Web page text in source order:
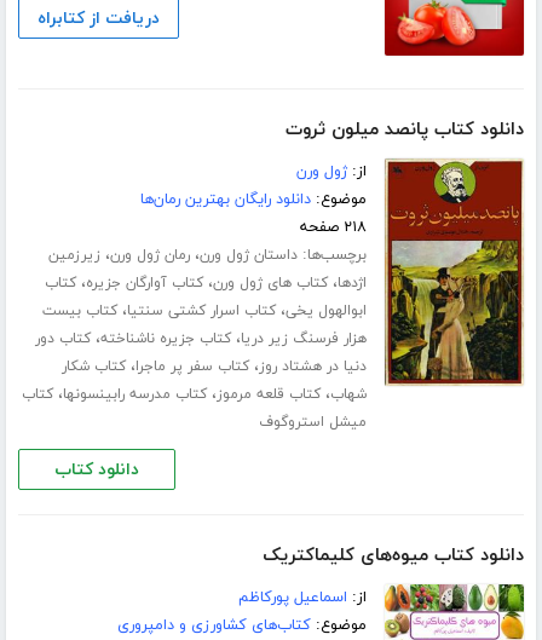
دریافت از کتابراه
دانلود کتاب پانصد میلون ثروت
از:ژول ورن
موضوع:دانلود رایگان بهترین رمان‌ها
۲۱۸ صفحه
برچسب‌ها:داستان ژول ورن،رمان ژول ورن، زیرزمین
اژدها،کتاب های ژول ورن،کتاب آوارگان جزیره،کتاب
ابوالهول یخی،کتاب اسرار کشتی سنتیا،کتاب بیست
هزار فرسنگ زیر دریا،کتاب جزیره ناشناخته،کتاب دور
دنیا در هشتاد روز،کتاب سفر پر ماجرا،کتاب شکار
شهاب،کتاب قلعه مرموز،کتاب مدرسه رابینسونها،کتاب
میشل استروگوف
دانلود کتاب
دانلود کتاب میوه‌های کلیماکتریک
از: اسماعیل پورکاظم
موضوع:کتاب‌های کشاورزی و دامپروری